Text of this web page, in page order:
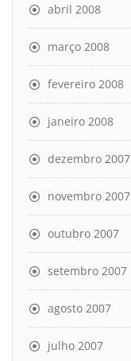
abril 2008
março 2008
fevereiro 2008
janeiro 2008
dezembro 2007
novembro 2007
outubro 2007
setembro 2007
agosto 2007
julho 2007